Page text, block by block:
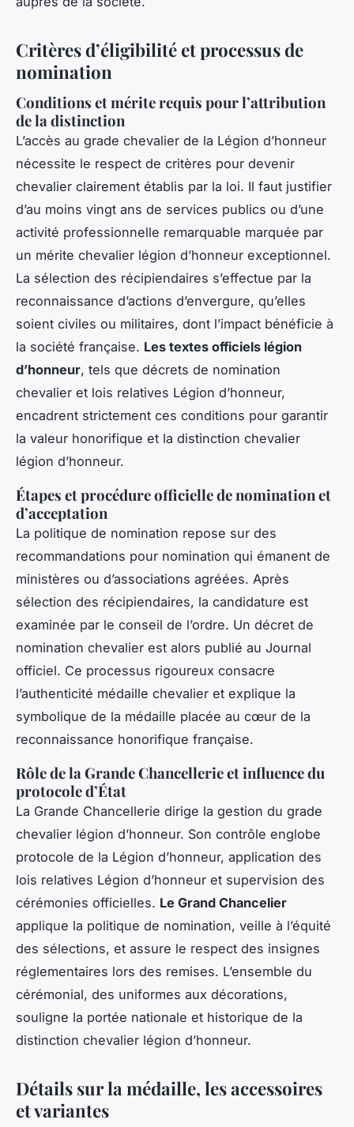
Critères d’éligibilité et processus de
nomination
Conditions et mérite requis pour l’attribution
de la distinction
L’accès au grade chevalier de la Légion d’honneur
nécessite le respect de critères pour devenir
chevalier clairement établis par la loi. Il faut justifier
d’au moins vingt ans de services publics ou d’une
activité professionnelle remarquable marquée par
un mérite chevalier légion d’honneur exceptionnel.
La sélection des récipiendaires s’effectue par la
reconnaissance d’actions d’envergure, qu’elles
soient civiles ou militaires, dont l’impact bénéficie à
la société française. Les textes officiels légion
d’honneur, tels que décrets de nomination
chevalier et lois relatives Légion d’honneur,
encadrent strictement ces conditions pour garantir
la valeur honorifique et la distinction chevalier
légion d’honneur.
Étapes et procédure officielle de nomination et
d’acceptation
La politique de nomination repose sur des
recommandations pour nomination qui émanent de
ministères ou d’associations agréées. Après
sélection des récipiendaires, la candidature est
examinée par le conseil de l’ordre. Un décret de
nomination chevalier est alors publié au Journal
officiel. Ce processus rigoureux consacre
l’authenticité médaille chevalier et explique la
symbolique de la médaille placée au cœur de la
reconnaissance honorifique française.
Rôle de la Grande Chancellerie et influence du
protocole d’État
La Grande Chancellerie dirige la gestion du grade
chevalier légion d’honneur. Son contrôle englobe
protocole de la Légion d’honneur, application des
lois relatives Légion d’honneur et supervision des
cérémonies officielles. Le Grand Chancelier
applique la politique de nomination, veille à l’équité
des sélections, et assure le respect des insignes
réglementaires lors des remises. L’ensemble du
cérémonial, des uniformes aux décorations,
souligne la portée nationale et historique de la
distinction chevalier légion d’honneur.
Détails sur la médaille, les accessoires
et variantes